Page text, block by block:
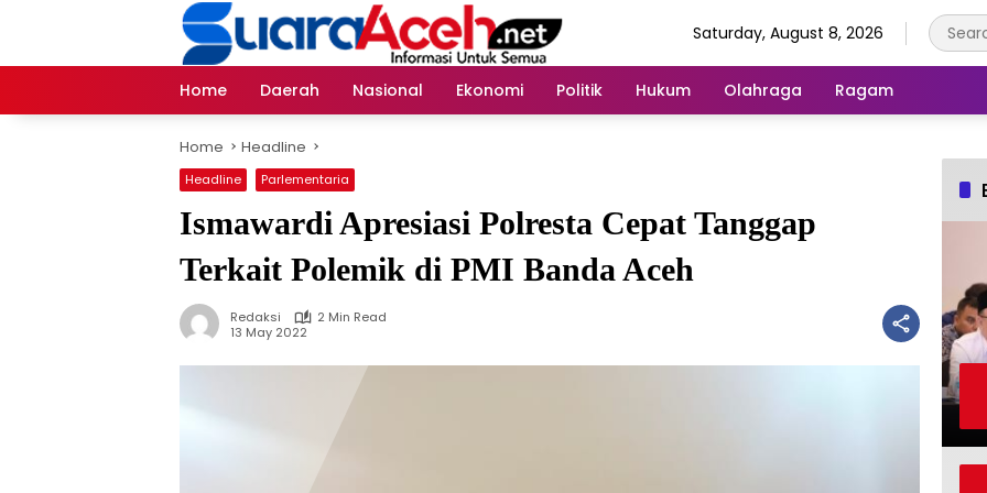
Saturday, August 8, 2026
Home Daerah Nasional Ekonomi Politik Hukum Olahraga Ragam
Home Headline
Headline Parlementaria
Ismawardi Apresiasi Polresta Cepat Tanggap
Terkait Polemik di PMI Banda Aceh
Redaksi
2 Min Read
13 May 2022